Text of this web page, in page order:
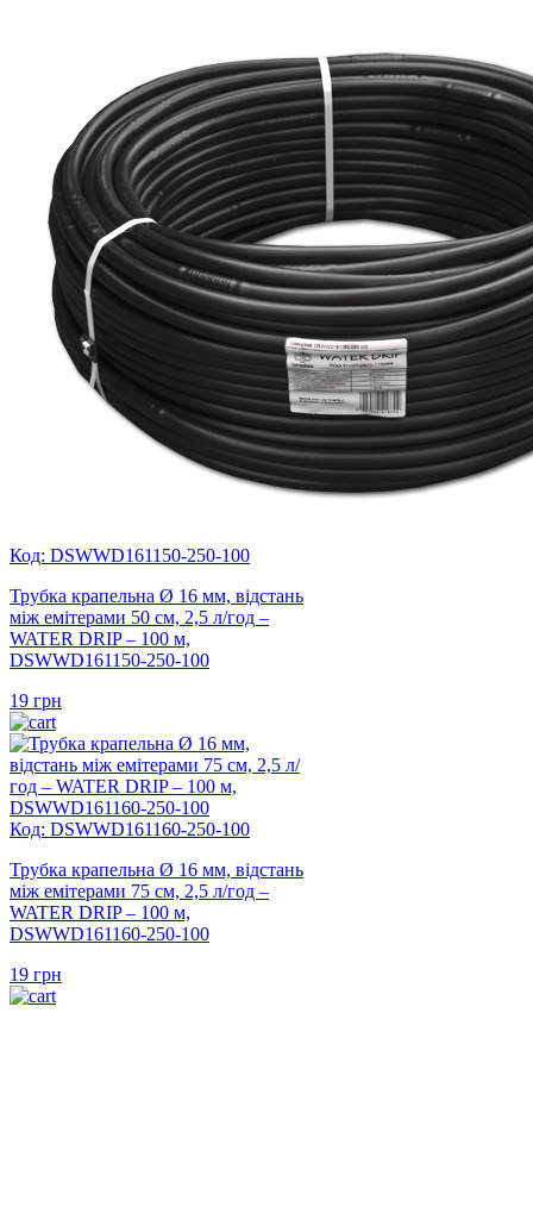
Код: DSWWD161150-250-100
Трубка крапельна Ø 16 мм, відстань
між емітерами 50 см, 2,5 л/год –
WATER DRIP – 100 м,
DSWWD161150-250-100
19 грн
Код: DSWWD161160-250-100
Трубка крапельна Ø 16 мм, відстань
між емітерами 75 см, 2,5 л/год –
WATER DRIP – 100 м,
DSWWD161160-250-100
19 грн